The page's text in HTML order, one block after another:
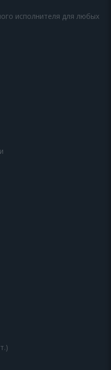
исполнителя для любых